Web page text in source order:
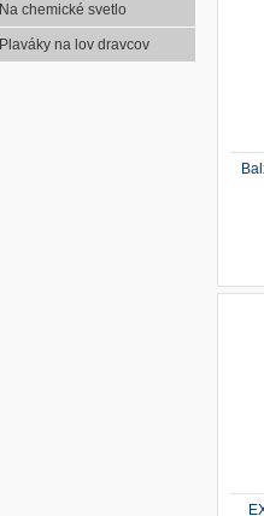
Na chemické svetlo
Plaváky na lov dravcov